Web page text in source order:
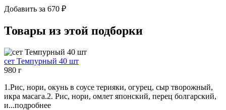
Добавить за 670 ₽
Товары из этой подборки
сет Темпурный 40 шт
980 г
1.Рис, нори, окунь в соусе терияки, огурец, сыр творожный,
икра масага.2. Рис, нори, омлет японский, перец болгарский,
и...подробнее